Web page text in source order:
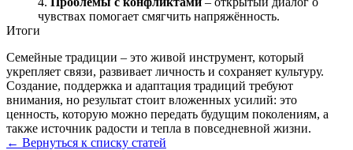
чувствах помогает смягчить напряжённость.
Итоги
Семейные традиции – это живой инструмент, который
укрепляет связи, развивает личность и сохраняет культуру.
Создание, поддержка и адаптация традиций требуют
внимания, но результат стоит вложенных усилий: это
ценность, которую можно передать будущим поколениям, а
также источник радости и тепла в повседневной жизни.
← Вернуться к списку статей